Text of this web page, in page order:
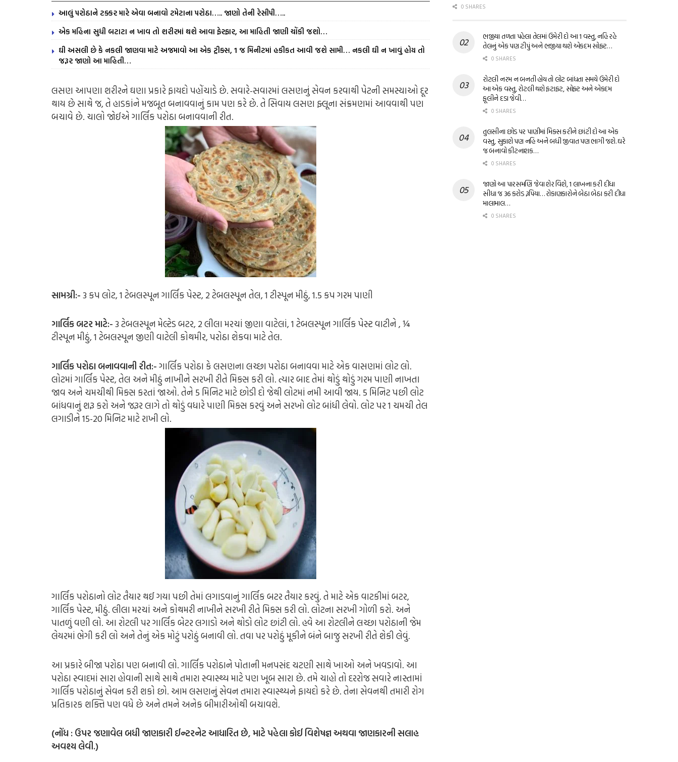
આલું પરોઠાને ટક્કર મારે એવા બનાવો ટમેટાના પરોઠા….. જાણો તેની રેસીપી…..
એક મહિના સુધી બટાટા ન ખાવ તો શરીરમાં થશે આવા ફેરફાર, આ માહિતી જાણી ચોંકી જશો…
ઘી અસલી છે કે નકલી જાણવા માટે અજમાવો આ એક ટ્રીક્સ, 1 જ મિનીટમાં હકીકત આવી જશે સામી… નકલી ઘી ન ખાવું હોય તો
જરૂર જાણો આ માહિતી…
લસણ આપણા શરીરને ઘણા પ્રકારે ફાયદો પહોંચાડે છે. સવારે-સવારમાં લસણનું સેવન કરવાથી પેટની સમસ્યાઓ દૂર
થાય છે સાથે જ, તે હાડકાંને મજબૂત બનાવવાનું કામ પણ કરે છે. તે સિવાય લસણ ફ્લૂના સંક્રમણમાં આવવાથી પણ
બચાવે છે. ચાલો જોઈએ ગાર્લિક પરોઠા બનાવવાની રીત.
સામગ્રી:-3 કપ લોટ,1 ટેબલસ્પૂન ગાર્લિક પેસ્ટ,2 ટેબલસ્પૂન તેલ,1 ટીસ્પૂન મીઠું,1.5 કપ ગરમ પાણી
ગાર્લિક બટર માટે:-3 ટેબલસ્પૂન મેલ્ટેડ બટર,2 લીલા મરચાં જીણા વાટેલાં,1 ટેબલસ્પૂન ગાર્લિક પેસ્ટ વાટીને ,¼
ટીસ્પૂન મીઠું,1 ટેબલસ્પૂન જીણી વાટેલી કોથમીર,પરોઠા શેકવા માટે તેલ.
ગાર્લિક પરોઠા બનાવવાની રીત:-ગાર્લિક પરોઠા કે લસણના લચ્છા પરોઠા બનાવવા માટે એક વાસણમાં લોટ લો.
લોટમાં ગાર્લિક પેસ્ટ, તેલ અને મીઠું નાખીને સરખી રીતે મિક્સ કરી લો. ત્યાર બાદ તેમાં થોડું થોડું ગરમ પાણી નાખતા
જાવ અને ચમચીથી મિક્સ કરતાં જાઓ. તેને 5 મિનિટ માટે છોડી દો જેથી લોટમાં નમી આવી જાય. 5 મિનિટ પછી લોટ
બાંધવાનું શરૂ કરો અને જરૂર લાગે તો થોડું વધારે પાણી મિક્સ કરવું અને સરખો લોટ બાંધી લેવો. લોટ પર 1 ચમચી તેલ
લગાડીને 15-20 મિનિટ માટે રાખી લો.
ગાર્લિક પરોઠાનો લોટ તૈયાર થઈ ગયા પછી તેમાં લગાડવાનું ગાર્લિક બટર તૈયાર કરવું. તે માટે એક વાટકીમાં બટર,
ગાર્લિક પેસ્ટ, મીઠું. લીલા મરચાં અને કોથમરી નાખીને સરખી રીતે મિક્સ કરી લો. લોટના સરખી ગોળી કરો. અને
પાતળું વણી લો. આ રોટલી પર ગાર્લિક બેટર લગાડો અને થોડો લોટ છાંટી લો. હવે આ રોટલીને લચ્છા પરોઠાની જેમ
લેયરમાં ભેગી કરી લો અને તેનું એક મોટું પરોઠું બનાવી લો. તવા પર પરોઠું મૂકીને બંને બાજુ સરખી રીતે શેકી લેવું.
આ પ્રકારે બીજા પરોઠા પણ બનાવી લો. ગાર્લિક પરોઠાને પોતાની મનપસંદ ચટણી સાથે ખાઓ અને ખવડાવો. આ
પરોઠા સ્વાદમાં સારા હોવાની સાથે સાથે તમારા સ્વાસ્થ્ય માટે પણ ખૂબ સારા છે. તમે ચાહો તો દરરોજ સવારે નાસ્તામાં
ગાર્લિક પરોઠાનું સેવન કરી શકો છો. આમ લસણનું સેવન તમારા સ્વાસ્થ્યને ફાયદો કરે છે. તેના સેવનથી તમારી રોગ
પ્રતિકારક શક્તિ પણ વધે છે અને તમને અનેક બીમારીઓથી બચાવશે.
(નોંધ : ઉપર જણાવેલ બધી જાણકારી ઈન્ટરનેટ આધારિત છે, માટે પહેલા કોઈ વિશેષજ્ઞ અથવા જાણકારની સલાહ
અવશ્ય લેવી.)
0 SHARES
ભજીયા તળતા પહેલા તેલમાં ઉમેરી દો આ 1 વસ્તુ, નહિ રહે
તેલનું એક પણ ટીપું અને ભજીયા થશે એકદમ સોફ્ટ…
0 SHARES
રોટલી નરમ ન બનતી હોય તો લોટ બાંધતા સમયે ઉમેરી દો
આ એક વસ્તુ, રોટલી થશે ફટાફટ, સોફ્ટ અને એકદમ
ફૂલીને દડા જેવી…
0 SHARES
તુલસીના છોડ પર પાણીમાં મિક્સ કરીને છાંટી દો આ એક
વસ્તુ, સુકાશે પણ નહિ અને બધી જીવાત પણ ભાગી જશે. ઘરે
જ બનાવો કીટનાશક…
0 SHARES
જાણો આ પારસમણિ જેવા શેર વિશે, 1 લાખના કરી દીધા
સીધા જ 36 કરોડ રૂપિયા… રોકાણકારોને બેઠા બેઠા કરી દીધા
માલામાલ…
0 SHARES